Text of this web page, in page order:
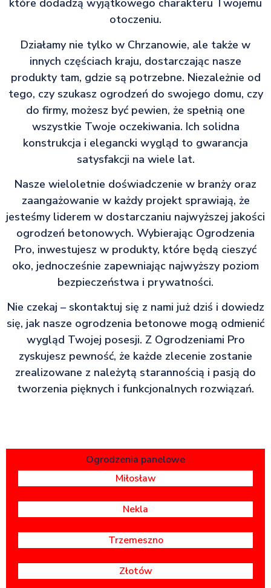
które dodadzą wyjątkowego charakteru Twojemu
otoczeniu.
Działamy nie tylko w Chrzanowie, ale także w
innych częściach kraju, dostarczając nasze
produkty tam, gdzie są potrzebne. Niezależnie od
tego, czy szukasz ogrodzeń do swojego domu, czy
do firmy, możesz być pewien, że spełnią one
wszystkie Twoje oczekiwania. Ich solidna
konstrukcja i elegancki wygląd to gwarancja
satysfakcji na wiele lat.
Nasze wieloletnie doświadczenie w branży oraz
zaangażowanie w każdy projekt sprawiają, że
jesteśmy liderem w dostarczaniu najwyższej jakości
ogrodzeń betonowych. Wybierając Ogrodzenia
Pro, inwestujesz w produkty, które będą cieszyć
oko, jednocześnie zapewniając najwyższy poziom
bezpieczeństwa i prywatności.
Nie czekaj – skontaktuj się z nami już dziś i dowiedz
się, jak nasze ogrodzenia betonowe mogą odmienić
wygląd Twojej posesji. Z Ogrodzeniami Pro
zyskujesz pewność, że każde zlecenie zostanie
zrealizowane z należytą starannością i pasją do
tworzenia pięknych i funkcjonalnych rozwiązań.
Ogrodzenia panelowe
Miłosław
Nekla
Trzemeszno
Złotów